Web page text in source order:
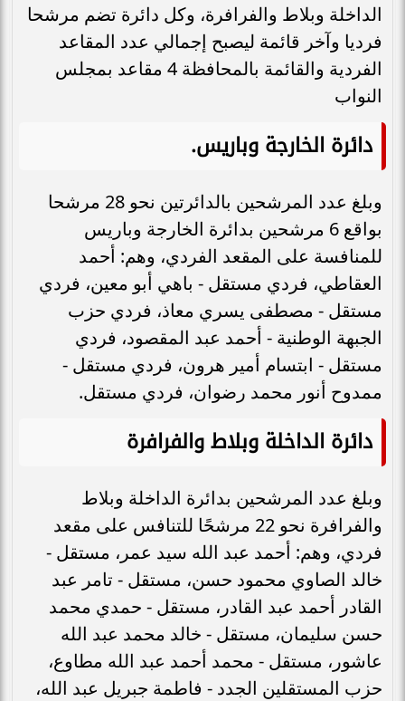
الداخلة وبلاط والفرافرة، وكل دائرة تضم مرشحا
فرديا وآخر قائمة ليصبح إجمالي عدد المقاعد
الفردية والقائمة بالمحافظة 4 مقاعد بمجلس
النواب
دائرة الخارجة وباريس.
وبلغ عدد المرشحين بالدائرتين نحو 28 مرشحا
بواقع 6 مرشحين بدائرة الخارجة وباريس
للمنافسة على المقعد الفردي، وهم: أحمد
العقاطي، فردي مستقل - باهي أبو معين، فردي
مستقل - مصطفى يسري معاذ، فردي حزب
الجبهة الوطنية - أحمد عبد المقصود، فردي
مستقل - ابتسام أمير هرون، فردي مستقل -
ممدوح أنور محمد رضوان، فردي مستقل.
دائرة الداخلة وبلاط والفرافرة
وبلغ عدد المرشحين بدائرة الداخلة وبلاط
والفرافرة نحو 22 مرشحًا للتنافس على مقعد
فردي، وهم: أحمد عبد الله سيد عمر، مستقل -
خالد الصاوي محمود حسن، مستقل - تامر عبد
القادر أحمد عبد القادر، مستقل - حمدي محمد
حسن سليمان، مستقل - خالد محمد عبد الله
عاشور، مستقل - محمد أحمد عبد الله مطاوع،
حزب المستقلين الجدد - فاطمة جبريل عبد الله،